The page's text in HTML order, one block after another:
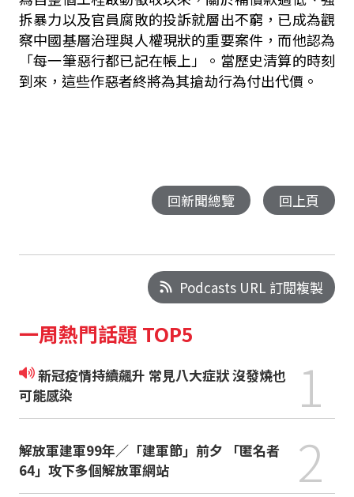
拆暴力以及官員腐敗的投訴就層出不窮，已成為觀
察中國基層治理與人權現狀的重要案件，而他認為
「每一筆惡行都已記在帳上」。當歷史清算的時刻
到來，這些作惡者終將為其搶劫行為付出代價。
回新聞總覽 回上頁
Podcasts URL 訂閱複製
一周熱門話題 TOP5
新冠疫情持續飆升 常見八大症狀 沒發燒也
可能感染
1
解放軍建軍99年／「建軍節」前夕 「匿名者
64」攻下多個解放軍網站
2